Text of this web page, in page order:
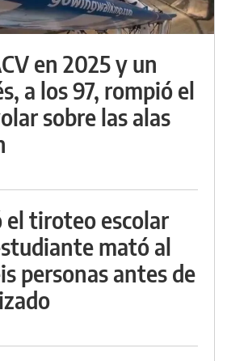
en 2025 y un
a los 97, rompió el
sobre las alas
el tiroteo escolar
mató al
personas antes de